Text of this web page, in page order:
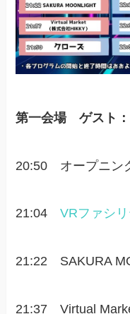
第一会場 ゲスト：
20:50 オープニン
21:04VRファシ
21:22 SAKURA
21:37 Virtual